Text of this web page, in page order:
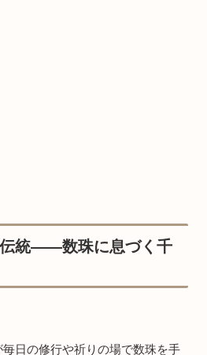
統——数珠に息づく千
日の修行や祈りの場で数珠を手